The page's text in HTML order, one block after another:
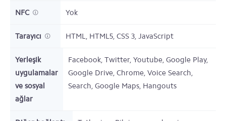
NFC Yok
Tarayıcı HTML, HTML5, CSS 3, JavaScript
Yerleşik
uygulamalar
ve sosyal
ağlar
Facebook, Twitter, Youtube, Google Play,
Google Drive, Chrome, Voice Search,
Search, Google Maps, Hangouts